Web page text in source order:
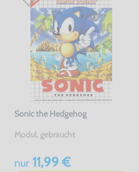
Sonic the Hedgehog
Modul, gebraucht
nur11,99 €